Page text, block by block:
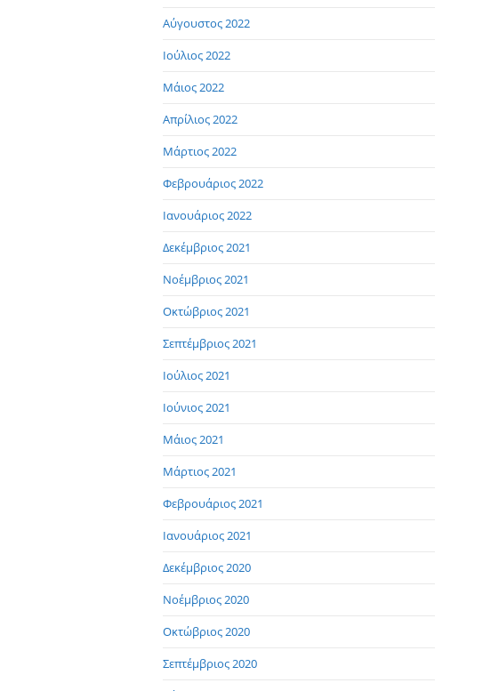
Αύγουστος 2022
Ιούλιος 2022
Μάιος 2022
Απρίλιος 2022
Μάρτιος 2022
Φεβρουάριος 2022
Ιανουάριος 2022
Δεκέμβριος 2021
Νοέμβριος 2021
Οκτώβριος 2021
Σεπτέμβριος 2021
Ιούλιος 2021
Ιούνιος 2021
Μάιος 2021
Μάρτιος 2021
Φεβρουάριος 2021
Ιανουάριος 2021
Δεκέμβριος 2020
Νοέμβριος 2020
Οκτώβριος 2020
Σεπτέμβριος 2020